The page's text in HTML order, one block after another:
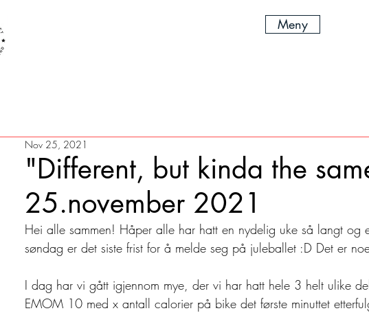
Meny
"Different, but kinda the
25.november 2021
Nov 25, 2021
Hei alle sammen! Håper alle har hatt en nydelig uke så langt og
søndag er det siste frist for å melde seg på juleballet :D Det er
I dag har vi gått igjennom mye, der vi har hatt hele 3 helt ulike
EMOM 10 med x antall calorier på bike det første minuttet